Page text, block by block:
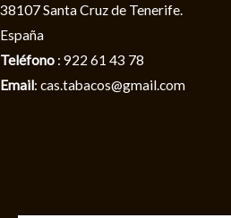
38107 Santa Cruz de Tenerife.
España
Teléfono : 922 61 43 78
Email: cas.tabacos@gmail.com